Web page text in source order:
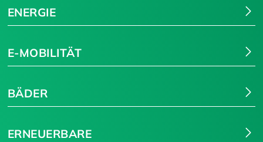
ENERGIE
E-MOBILITÄT
BÄDER
ERNEUERBARE